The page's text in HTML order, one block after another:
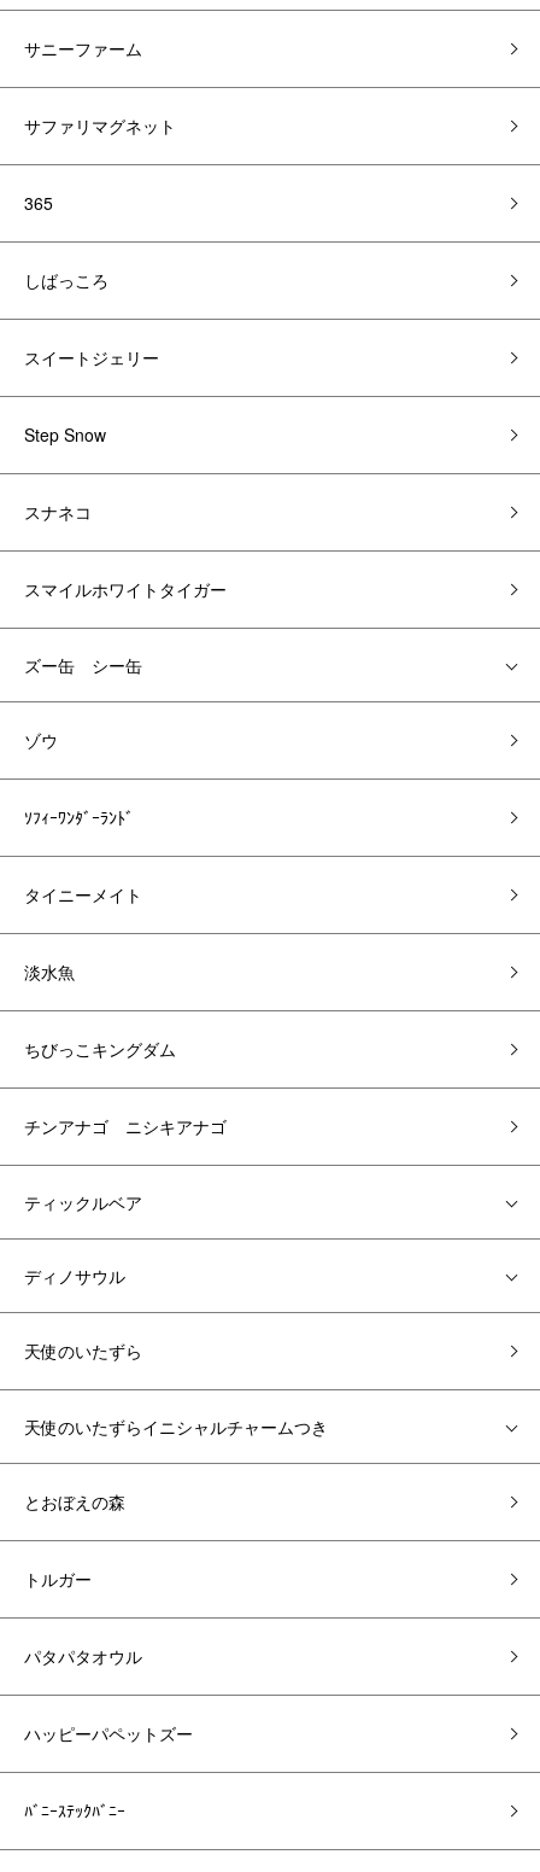
サニーファーム
サファリマグネット
365
しばっころ
スイートジェリー
Step Snow
スナネコ
スマイルホワイトタイガー
ズー缶 シー缶
ゾウ
ｿﾌｨｰﾜﾝﾀﾞｰﾗﾝﾄﾞ
タイニーメイト
淡水魚
ちびっこキングダム
チンアナゴ ニシキアナゴ
ティックルベア
ディノサウル
天使のいたずら
天使のいたずらイニシャルチャームつき
とおぼえの森
トルガー
パタパタオウル
ハッピーパペットズー
ﾊﾞﾆｰｽﾃｯｸﾊﾞﾆｰ